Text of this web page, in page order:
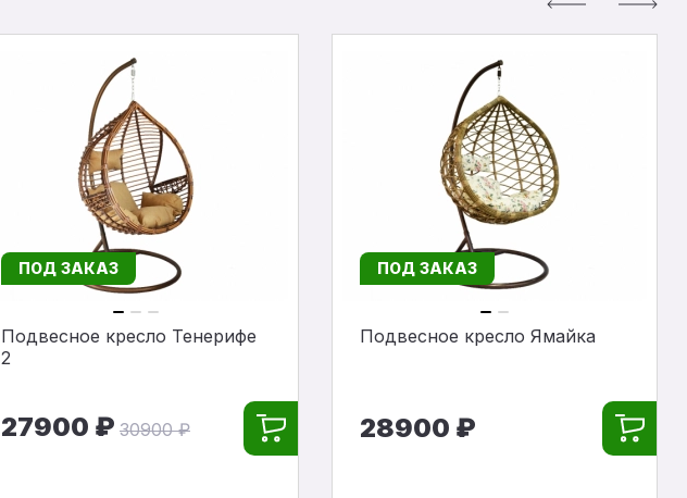
ПОД ЗАКАЗ
Подвесное кресло Тенерифе
2
27900 ₽ 30900 ₽
ПОД ЗАКАЗ
Подвесное кресло Ямайка
28900 ₽